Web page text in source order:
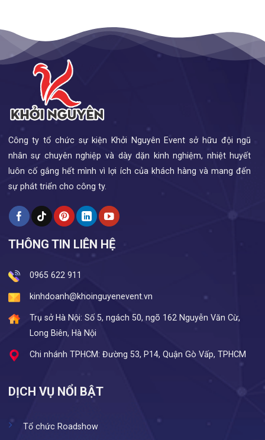
Công ty tổ chức sự kiện Khởi Nguyên Event sở hữu đội ngũ
nhân sự chuyên nghiệp và dày dặn kinh nghiệm, nhiệt huyết
luôn cố gắng hết mình vì lợi ích của khách hàng và mang đến
sự phát triển cho công ty.
THÔNG TIN LIÊN HỆ
0965 622 911
kinhdoanh@khoinguyenevent.vn
Trụ sở Hà Nội: Số 5, ngách 50, ngõ 162 Nguyễn Văn Cừ,
Long Biên, Hà Nội
Chi nhánh TPHCM: Đường 53, P14, Quận Gò Vấp, TPHCM
DỊCH VỤ NỔI BẬT
Tổ chức Roadshow